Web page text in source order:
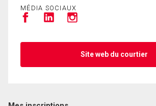
MÉDIA SOCIAUX
Site web du courtier